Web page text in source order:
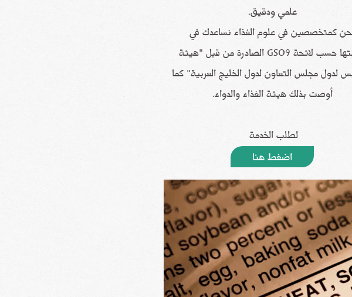
علمي ودقيق.
كمتخصصين في علوم الغذاء نساعدك في
كتابتها حسب لائحة GSO9 الصادرة من قبل "هيئة
لدول مجلس التعاون لدول الخليج العربية" كما
أوصت بذلك هيئة الغذاء والدواء.
لطلب الخدمة
اضغط هنا